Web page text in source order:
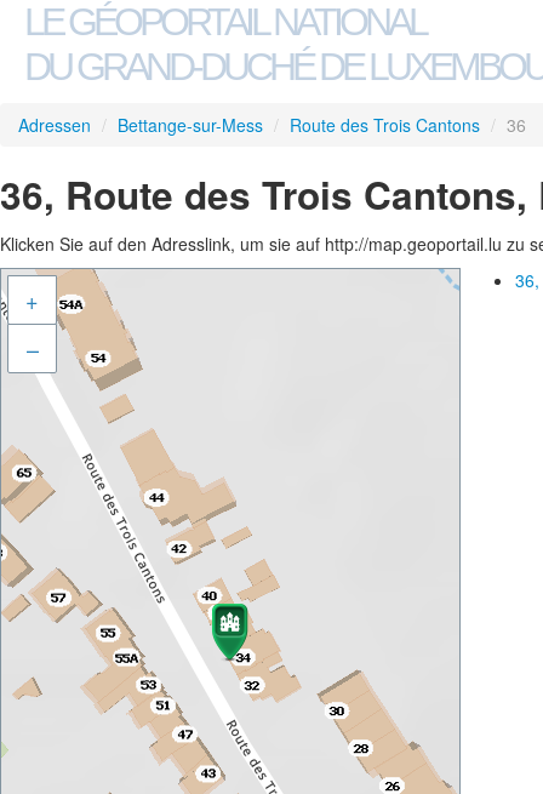
LE GÉOPORTAIL NATIONAL
DU GRAND-DUCHÉ DE
Adressen / Bettange-sur-Mess / Route des Trois Cantons / 36
36, Route des Trois
Klicken Sie auf den Adresslink, um sie auf http://map.geoportail.lu zu
+
–